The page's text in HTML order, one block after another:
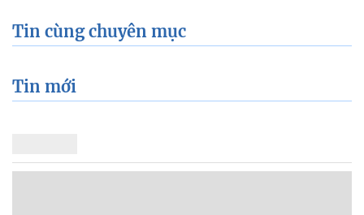
Tin cùng chuyên mục
Tin mới